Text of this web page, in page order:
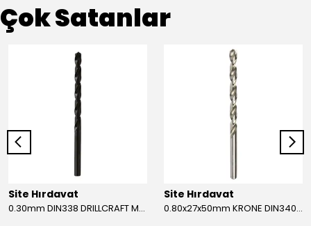
Çok Satanlar
Site Hırdavat
0.30mm DIN338 DRILLCRAFT MATKAP UCU HSS 10 Adet
Site Hırdavat
0.80x27x50mm KRONE DIN340 UZUN MATKAP UCU HSS 10 Adet